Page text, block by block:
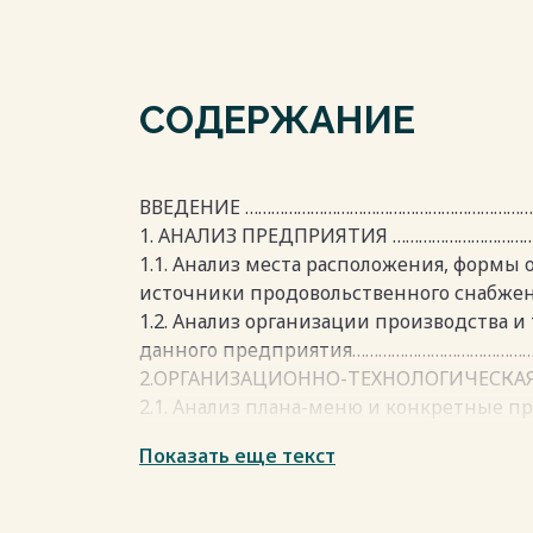
СОДЕРЖАНИЕ
ВВЕДЕНИЕ
1. АНАЛИЗ ПРЕДПРИЯТИЯ
1.1. Анализ места расположения, формы
источники продовольственного
1.2. Анализ организации производства
данного
2.ОРГАНИЗАЦИОННО-ТЕХНОЛОГИЧЕСКАЯ
2.1. Анализ плана-меню и конкретные
2.2. Рецептура и технологический
Показать еще текст